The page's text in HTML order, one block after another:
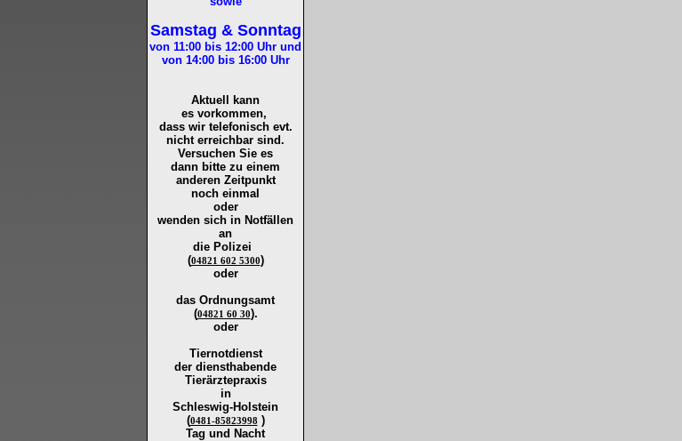
Samstag & Sonntag
von 11:00 bis 12:00 Uhr und
von 14:00 bis 16:00Uhr
Aktuell kann
es vorkommen,
dass wir telefonisch evt.
nicht erreichbar sind.
Versuchen Sie es
dann bitte zu einem
anderen Zeitpunkt
noch einmal
oder
wenden sich in Notfällen
an
die Polizei
(04821 602 5300)
oder
das Ordnungsamt
(04821 60 30).
oder
Tiernotdienst
der diensthabende
Tierärztepraxis
in
Schleswig-Holstein
(0481-85823998 )
Tag und Nacht